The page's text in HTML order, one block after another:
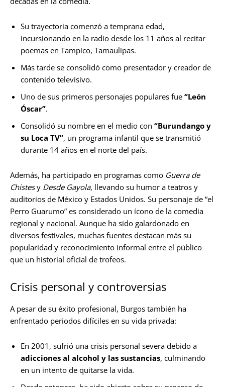
Su trayectoria comenzó a temprana edad,
incursionando en la radio desde los 11 años al recitar
poemas en Tampico, Tamaulipas.
Más tarde se consolidó como presentador y creador de
contenido televisivo.
Uno de sus primeros personajes populares fue “León
Óscar”.
Consolidó su nombre en el medio con “Burundango y
su Loca TV”, un programa infantil que se transmitió
durante 14 años en el norte del país.
Además, ha participado en programas como Guerra de
Chistesy Desde Gayola, llevando su humor a teatros y
auditorios de México y Estados Unidos. Su personaje de “el
Perro Guarumo” es considerado un ícono de la comedia
regional y nacional. Aunque ha sido galardonado en
diversos festivales, muchas fuentes destacan más su
popularidad y reconocimiento informal entre el público
que un historial oficial de trofeos.
Crisis personal y controversias
A pesar de su éxito profesional, Burgos también ha
enfrentado periodos difíciles en su vida privada:
En 2001, sufrió una crisis personal severa debido a
adicciones al alcohol y las sustancias, culminando
en un intento de quitarse la vida.